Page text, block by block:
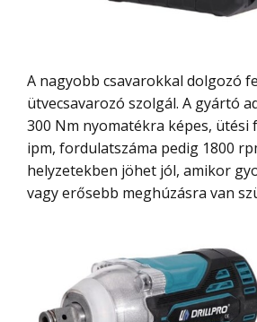
A nagyobb csavarokkal dolgozó feladatokra az
ütvecsavarozó szolgál. A gyártó
300 Nm nyomatékra képes, ütési
ipm, fordulatszáma pedig 1800
helyzetekben jöhet jól, amikor
vagy erősebb meghúzásra van